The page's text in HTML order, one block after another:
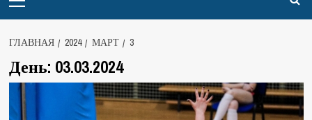
ГЛАВНАЯ 2024 МАРТ 3
День: 03.03.2024